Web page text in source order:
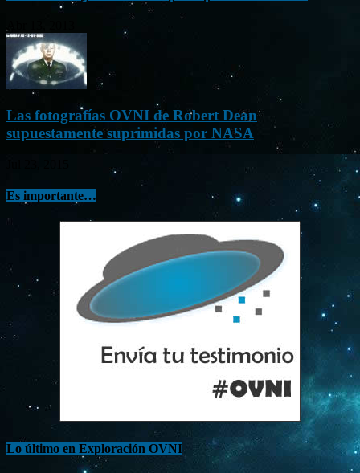
Las fotografías OVNI de Robert Dean
supuestamente suprimidas por NASA
Es importante…
Lo último en Exploración OVNI